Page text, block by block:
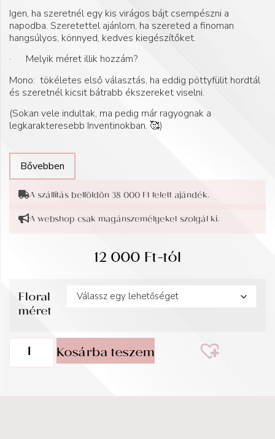
Igen, ha szeretnél egy kis virágos bájt csempészni a
napodba. Szeretettel ajánlom, ha szereted a finoman
hangsúlyos, könnyed, kedves kiegészítőket.
· Melyik méret illik hozzám?
Mono: tökéletes első választás, ha eddig pöttyfülit hordtál
és szeretnél kicsit bátrabb ékszereket viselni.
(Sokan vele indultak, ma pedig már ragyognak a
legkarakteresebb Inventinokban. 🥰)
Bővebben
A szállítás belföldön 38 000 Ft felett ajándék.
A webshop csak magánszemélyeket szolgál ki.
12 000Ft-tól
Floral
méret
Kosárba teszem